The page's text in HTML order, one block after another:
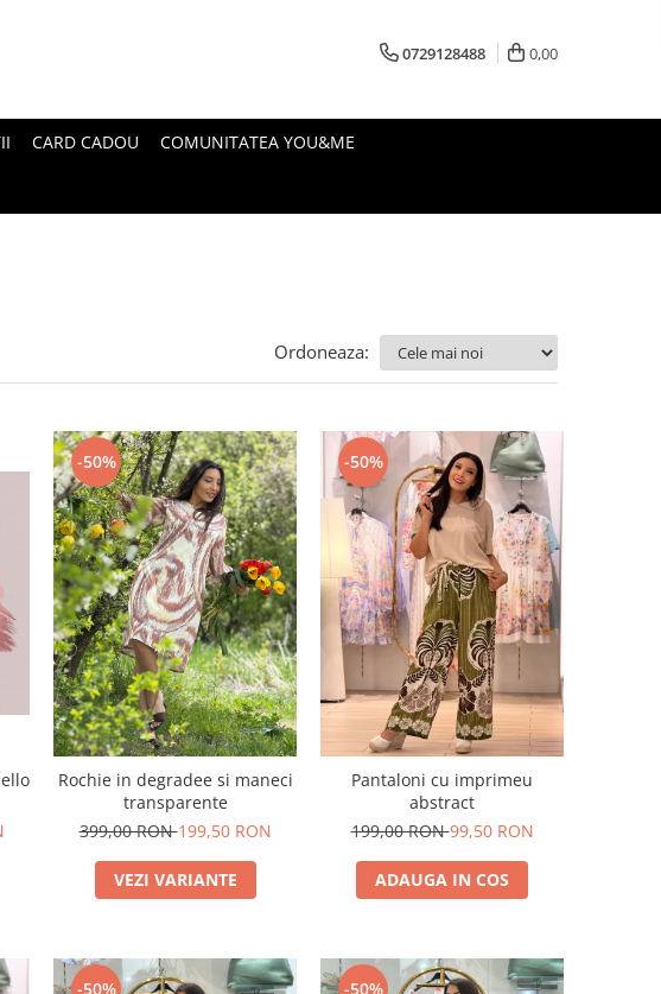
0729128488 0,00
CARD CADOU COMUNITATEA YOU&ME
Ordoneaza:
-50%
Rochie in degradee si maneci
transparente
399,00 RON199,50 RON
VEZI VARIANTE
-50%
Pantaloni cu imprimeu
abstract
199,00 RON99,50 RON
ADAUGA IN COS
-50% -50%